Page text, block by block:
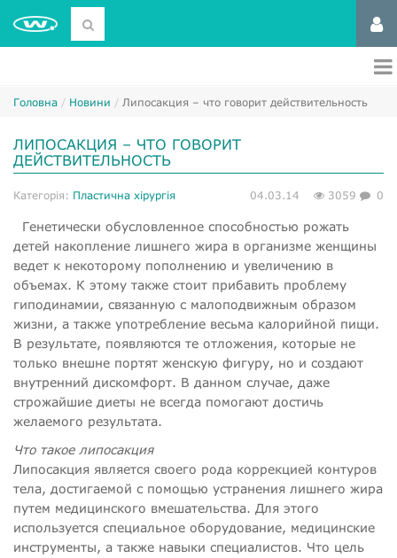
Головна Новини Липосакция – что говорит действительность
ЛИПОСАКЦИЯ – ЧТО ГОВОРИТ
ДЕЙСТВИТЕЛЬНОСТЬ
Категорія: Пластична хірургія 04.03.14 3059 0
Генетически обусловленное способностью рожать
детей накопление лишнего жира в организме женщины
ведет к некоторому пополнению и увеличению в
объемах. К этому также стоит прибавить проблему
гиподинамии, связанную с малоподвижным образом
жизни, а также употребление весьма калорийной пищи.
В результате, появляются те отложения, которые не
только внешне портят женскую фигуру, но и создают
внутренний дискомфорт. В данном случае, даже
строжайшие диеты не всегда помогают достичь
желаемого результата.
Что такое липосакция
Липосакция является своего рода коррекцией контуров
тела, достигаемой с помощью устранения лишнего жира
путем медицинского вмешательства. Для этого
используется специальное оборудование, медицинские
инструменты, а также навыки специалистов. Что цель